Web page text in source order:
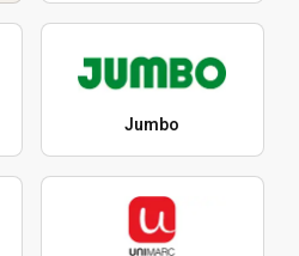
Jumbo